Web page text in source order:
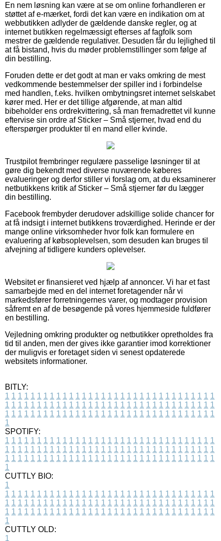
En nem løsning kan være at se om online forhandleren er
støttet af e-mærket, fordi det kan være en indikation om at
webbutikken adlyder de gældende danske regler, og at
internet butikken regelmæssigt efterses af fagfolk som
mestrer de gældende regulativer. Desuden får du lejlighed til
at få bistand, hvis du møder problemstillinger som følge af
din bestilling.
Foruden dette er det godt at man er vaks omkring de mest
vedkommende bestemmelser der spiller ind i forbindelse
med handlen, f.eks. hvilken ombytningsret internet selskabet
kører med. Her er det tillige afgørende, at man altid
bibeholder ens ordrekvittering, så man fremadrettet vil kunne
eftervise sin ordre af Sticker – Små stjerner, hvad end du
efterspørger produkter til en mand eller kvinde.
Trustpilot frembringer regulære passelige løsninger til at
gøre dig bekendt med diverse nuværende køberes
evalueringer og derfor stiller vi forslag om, at du eksaminerer
netbutikkens kritik af Sticker – Små stjerner før du lægger
din bestilling.
Facebook frembyder derudover adskillige solide chancer for
at få indsigt i internet butikkens troværdighed. Herinde er der
mange online virksomheder hvor folk kan formulere en
evaluering af købsoplevelsen, som desuden kan bruges til
afvejning af tidligere kunders oplevelser.
Websitet er finansieret ved hjælp af annoncer. Vi har et fast
samarbejde med en del internet foretagender når vi
markedsfører forretningernes varer, og modtager provision
såfremt en af de besøgende på vores hjemmeside fuldfører
en bestilling.
Vejledning omkring produkter og netbutikker opretholdes fra
tid til anden, men der gives ikke garantier imod korrektioner
der muligvis er foretaget siden vi senest opdaterede
websitets informationer.
BITLY:
1 1 1 1 1 1 1 1 1 1 1 1 1 1 1 1 1 1 1 1 1 1 1 1 1 1 1 1 1 1 1 1 1
1 1 1 1 1 1 1 1 1 1 1 1 1 1 1 1 1 1 1 1 1 1 1 1 1 1 1 1 1 1 1 1 1
1 1 1 1 1 1 1 1 1 1 1 1 1 1 1 1 1 1 1 1 1 1 1 1 1 1 1 1 1 1 1 1 1
1
SPOTIFY:
1 1 1 1 1 1 1 1 1 1 1 1 1 1 1 1 1 1 1 1 1 1 1 1 1 1 1 1 1 1 1 1 1
1 1 1 1 1 1 1 1 1 1 1 1 1 1 1 1 1 1 1 1 1 1 1 1 1 1 1 1 1 1 1 1 1
1 1 1 1 1 1 1 1 1 1 1 1 1 1 1 1 1 1 1 1 1 1 1 1 1 1 1 1 1 1 1 1 1
1
CUTTLY BIO:
1
1 1 1 1 1 1 1 1 1 1 1 1 1 1 1 1 1 1 1 1 1 1 1 1 1 1 1 1 1 1 1 1 1
1 1 1 1 1 1 1 1 1 1 1 1 1 1 1 1 1 1 1 1 1 1 1 1 1 1 1 1 1 1 1 1 1
1 1 1 1 1 1 1 1 1 1 1 1 1 1 1 1 1 1 1 1 1 1 1 1 1 1 1 1 1 1 1 1 1
1
CUTTLY OLD:
1